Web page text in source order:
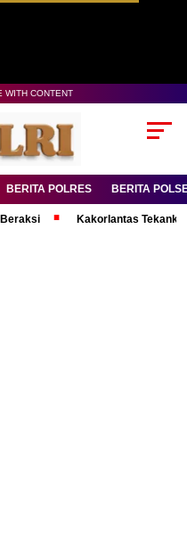
WITH CONTENT
BERITA POLRES BERITA
Kakorlantas Tekankan Mental